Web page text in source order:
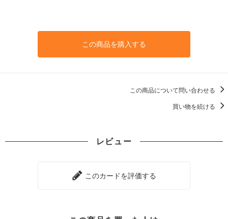
この商品を購入する
この商品について問い合わせる
買い物を続ける
レビュー
このカードを評価する